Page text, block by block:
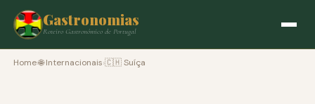
Gastronomias
Roteiro Gastronómico de Portugal
Home›🌐 Internacionais›🇨🇭 Suíça